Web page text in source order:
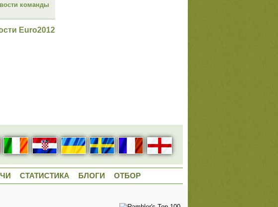
команды
Euro2012
СТАТИСТИКА БЛОГИ ОТБОР